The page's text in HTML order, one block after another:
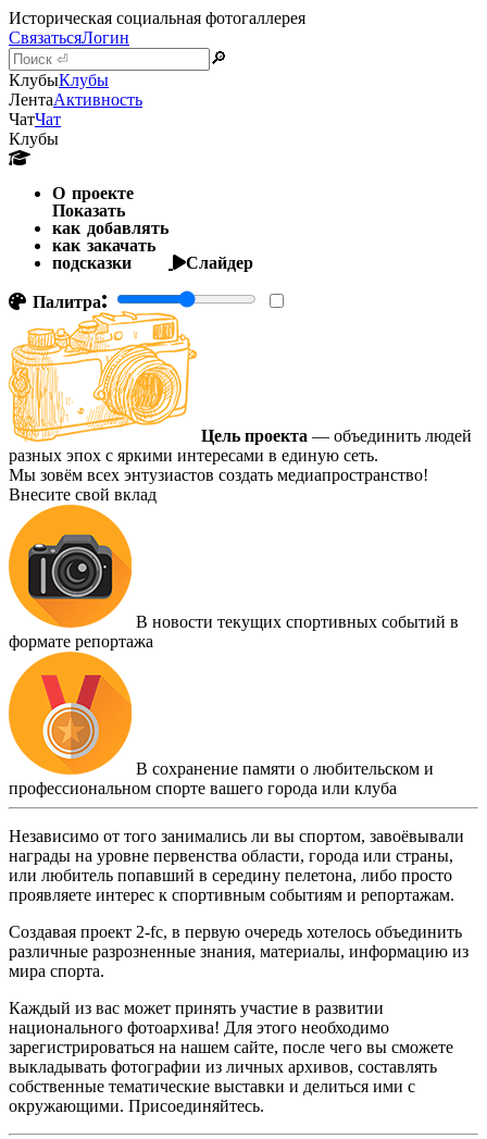
Историческая социальная фотогаллерея
СвязатьсяЛогин
🔎
КлубыКлубы
ЛентаАктивность
ЧатЧат
Клубы
О проекте
Показать
как добавлять
как закачать
подсказки
Слайдер
Палитра:
Цель проекта — объединить людей
разных эпох с яркими интересами в единую сеть.
Мы зовём всех энтузиастов создать медиапространство!
Внесите свой вклад
В новости текущих спортивных событий в
формате репортажа
В сохранение памяти о любительском и
профессиональном спорте вашего города или клуба
Независимо от того занимались ли вы спортом, завоёвывали
награды на уровне первенства области, города или страны,
или любитель попавший в середину пелетона, либо просто
проявляете интерес к спортивным событиям и репортажам.
Создавая проект 2-fc, в первую очередь хотелось объединить
различные разрозненные знания, материалы, информацию из
мира спорта.
Каждый из вас может принять участие в развитии
национального фотоархива! Для этого необходимо
зарегистрироваться на нашем сайте, после чего вы сможете
выкладывать фотографии из личных архивов, составлять
собственные тематические выставки и делиться ими с
окружающими. Присоединяйтесь.